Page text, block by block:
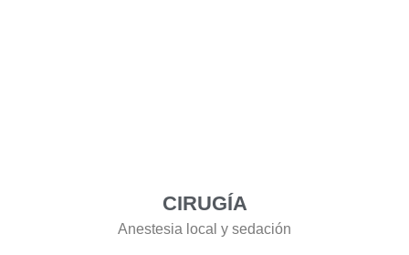
CIRUGÍA
Anestesia local y sedación